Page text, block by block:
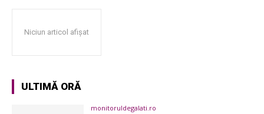
Niciun articol afișat
ULTIMĂ ORĂ
monitoruldegalati.ro